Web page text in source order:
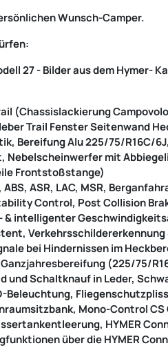
Wunsch-Camper.
27 - Bilder aus dem Hymer-
(Chassislackierung
Trail Fenster Seitenwand
Bereifung Alu 225/75/R16C/
Nebelscheinwerfer mit
Frontstoßstange)
ASR, LAC, MSR,
Control, Post Collision
intelligenter
Verkehrsschildererkennung
bei Hindernissen im
(225/75/
und Schaltknauf in Leder,
Mono-Control
HYMER
über die HYMER